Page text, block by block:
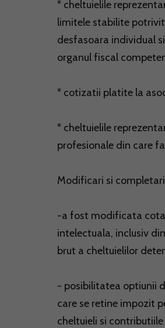
* cheltuielile
limitele stabilite
desfasoara individual
organul fiscal
* cotizatii platite la
* cheltuielile
profesionale din care
Modificari si
-a fost modificata
intelectuala, inclusiv
brut a cheltuielilor
- posibilitatea optiunii
care se retine impozit
cheltuieli si